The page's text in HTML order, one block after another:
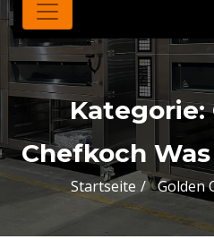
Kategorie:
Chefkoch
Startseite Golden